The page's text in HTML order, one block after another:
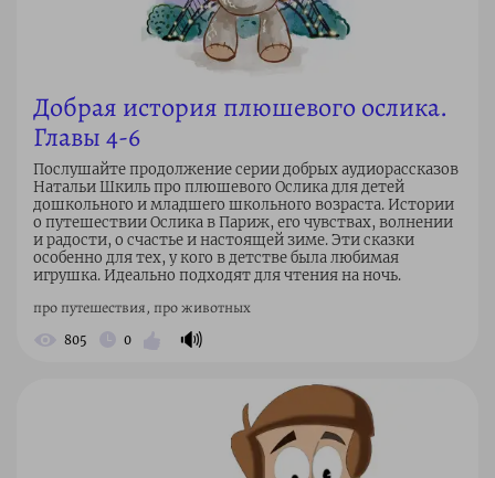
Добрая история плюшевого ослика.
Главы 4-6
Послушайте продолжение серии добрых аудиорассказов
Натальи Шкиль про плюшевого Ослика для детей
дошкольного и младшего школьного возраста. Истории
о путешествии Ослика в Париж, его чувствах, волнении
и радости, о счастье и настоящей зиме. Эти сказки
особенно для тех, у кого в детстве была любимая
игрушка. Идеально подходят для чтения на ночь.
про путешествия, про животных
805 0 🔊